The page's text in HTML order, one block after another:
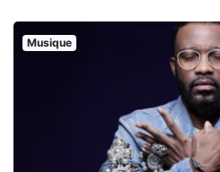
Musique